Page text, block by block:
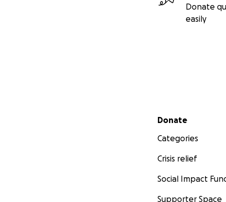
Donate
easily
Secondary menu
Donate
Categories
Crisis relief
Social Impact
Supporter Space